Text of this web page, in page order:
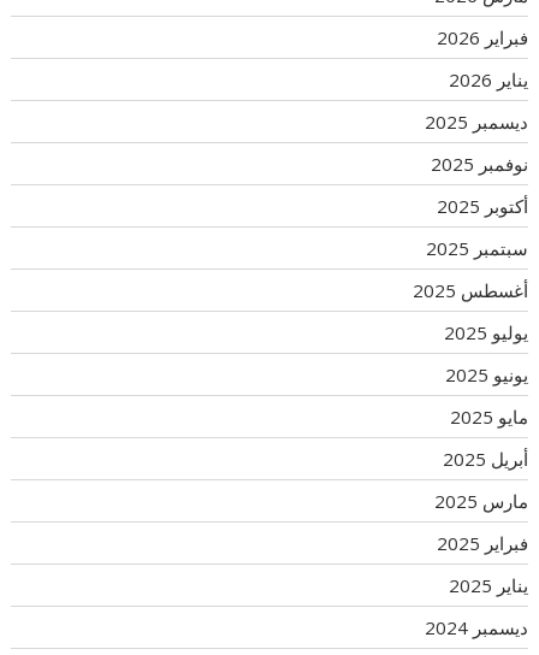
فبراير 2026
يناير 2026
ديسمبر 2025
نوفمبر 2025
أكتوبر 2025
سبتمبر 2025
أغسطس 2025
يوليو 2025
يونيو 2025
مايو 2025
أبريل 2025
مارس 2025
فبراير 2025
يناير 2025
ديسمبر 2024